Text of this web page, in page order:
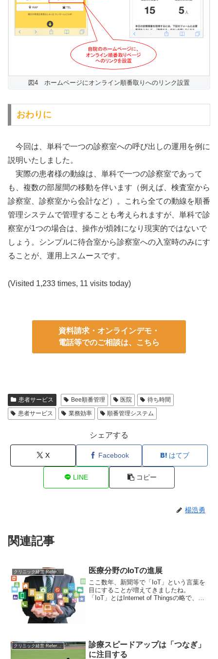
図4 ホームページにオンライン順番取りへのリンク設置
おわりに
今回は、単科で一つの診察室への呼び出しの運用を例に
説明いたしました。
実際の患者様の動線は、単科で一つの診察室であって
も、複数の部屋間の移動を伴います（例えば、検査室から
診察室、診察室から会計など）。これら全ての動線を順番
管理システムで管理することも考えられますが、単科で診
察室が1つの場合は、操作が煩雑になり現実的ではないで
しょう。シンプルに待合室から診察室への入室時のみにす
ることが、運用上スムースです。
(Visited 1,233 times, 11 visits today)
資料請求・オンラインデモ・
電話等でのご相談は、こちら
患者サービス Bee順番管理 医院
待ち時間
患者サービス
業務効率 順番管理システム
シェアする
X Facebook はてブ
LINE コピー
楊浩勇
関連記事
クリニック経営 References 医療分野のIoTの進展
ここ数年、新聞等で「IoT」という言葉を
目にすることが増えてきましたね。
「IoT」とはInternet of Thingsの略で、一
の世界でも「IoT」という言葉が少しずつ
浸透してきているのです。本稿では、今
クリニック経営 References
診療スピードアップは「つなぎ」
に注目する